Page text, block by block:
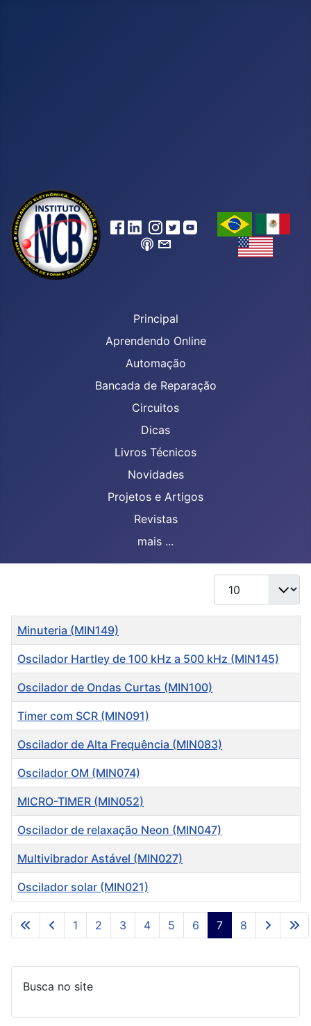
Principal
Aprendendo Online
Automação
Bancada de Reparação
Circuitos
Dicas
Livros Técnicos
Novidades
Projetos e Artigos
Revistas
mais ...
Mostrar #
Artigos
Título
Minuteria (MIN149)
Oscilador Hartley de 100 kHz a 500 kHz (MIN145)
Oscilador de Ondas Curtas (MIN100)
Timer com SCR (MIN091)
Oscilador de Alta Frequência (MIN083)
Oscilador OM (MIN074)
MICRO-TIMER (MIN052)
Oscilador de relaxação Neon (MIN047)
Multivibrador Astável (MIN027)
Oscilador solar (MIN021)
Página 7 de 8
1 2 3 4 5 6 7 8
Busca no site